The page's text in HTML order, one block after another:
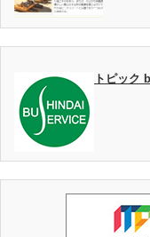
トピック